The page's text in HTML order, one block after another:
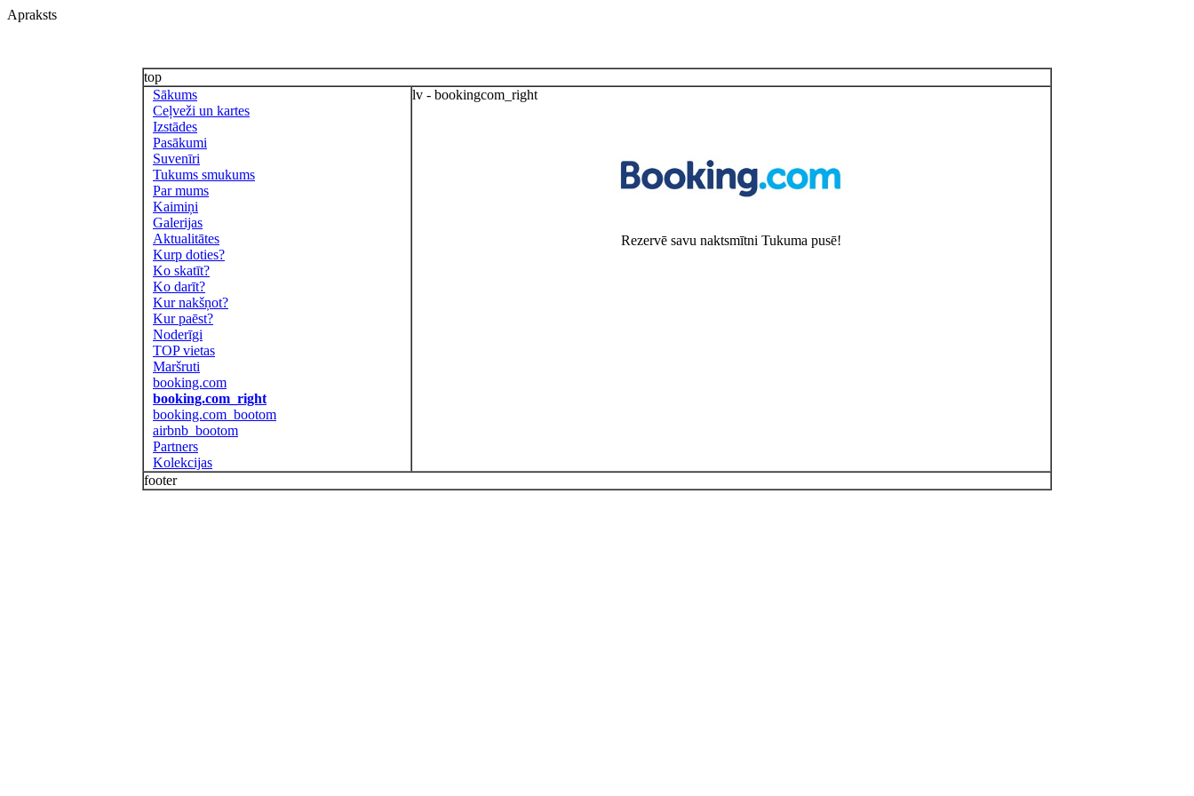
Apraksts
top
Sākums
Ceļveži un kartes
Izstādes
Pasākumi
Suvenīri
Tukums smukums
Par mums
Kaimiņi
Galerijas
Aktualitātes
Kurp doties?
Ko skatīt?
Ko darīt?
Kur nakšņot?
Kur paēst?
Noderīgi
TOP vietas
Maršruti
booking.com
booking.com_right
booking.com_bootom
airbnb_bootom
Partners
Kolekcijas
lv - bookingcom_right
Rezervē savu naktsmītni Tukuma pusē!
footer